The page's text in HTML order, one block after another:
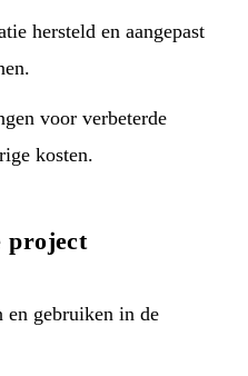
hersteld en aangepast
voor verbeterde
kosten.
project
gebruiken in de